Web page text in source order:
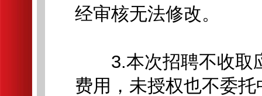
经审核无法修改。
3.本次招聘不收取
费用，未授权也不委